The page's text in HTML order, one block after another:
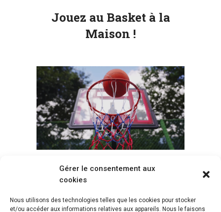
Gérer le consentement aux
cookies
Nous utilisons des technologies telles que les cookies pour stocker
et/ou accéder aux informations relatives aux appareils. Nous le faisons
Jouez au Basket à la
Maison !
Voir tous les paniers